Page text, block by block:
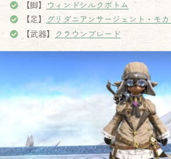
【脚】
ウィンドシルクボトム
【足】 グリダニアンサージェント・モカ
【武器】
クラウンブレード